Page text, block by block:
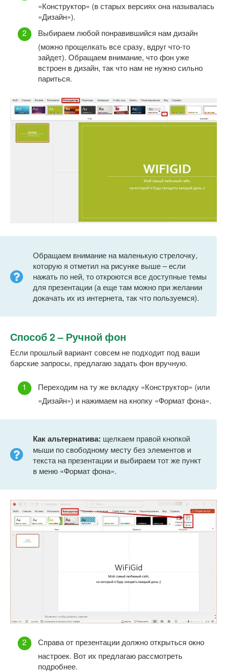
«Конструктор» (в старых версиях она называлась
«Дизайн»).
Выбираем любой понравившийся нам дизайн
(можно прощелкать все сразу, вдруг что-то
зайдет). Обращаем внимание, что фон уже
встроен в дизайн, так что нам не нужно сильно
париться.
Обращаем внимание на маленькую стрелочку,
которую я отметил на рисунке выше – если
нажать по ней, то откроются все доступные темы
для презентации (а еще там можно при желании
докачать их из интернета, так что пользуемся).
Способ 2 – Ручной фон
Если прошлый вариант совсем не подходит под ваши
барские запросы, предлагаю задать фон вручную.
Переходим на ту же вкладку «Конструктор» (или
«Дизайн») и нажимаем на кнопку «Формат фона».
Как альтернатива: щелкаем правой кнопкой
мыши по свободному месту без элементов и
текста на презентации и выбираем тот же пункт
в меню «Формат фона».
Справа от презентации должно открыться окно
настроек. Вот их предлагаю рассмотреть
подробнее.